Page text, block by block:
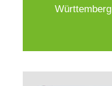
Württemberg